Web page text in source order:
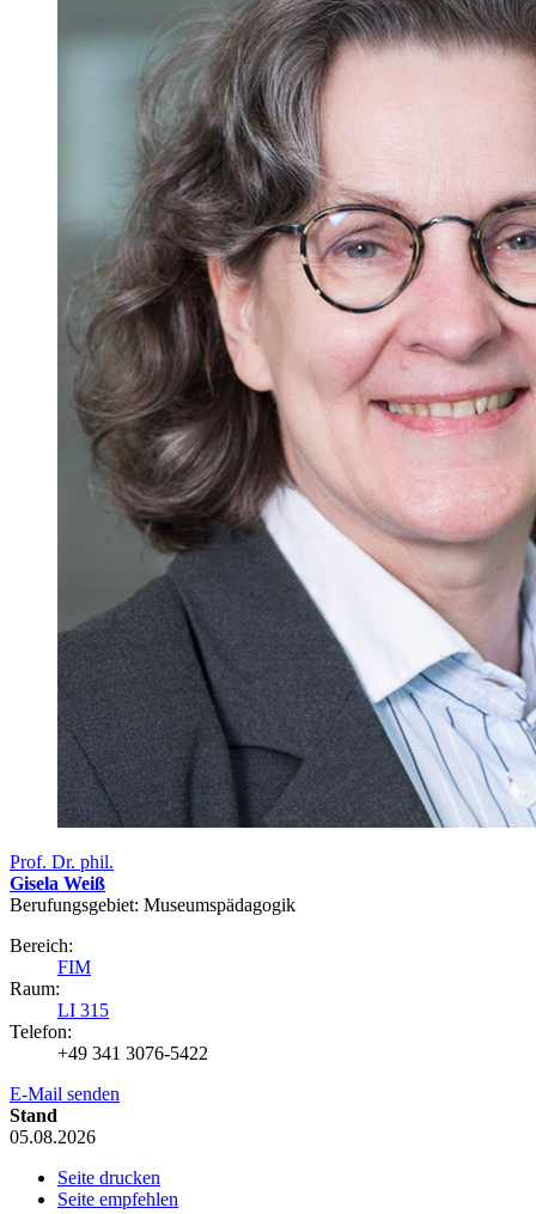
Prof. Dr. phil.
Gisela Weiß
Berufungsgebiet: Museumspädagogik
Bereich:
FIM
Raum:
LI 315
Telefon:
+49 341 3076-5422
E-Mail senden
Stand
05.08.2026
Seite drucken
Seite empfehlen